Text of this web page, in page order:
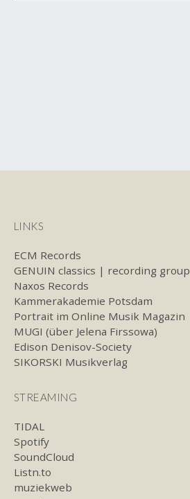
LINKS
ECM Records
GENUIN classics | recording group
Naxos Records
Kammerakademie Potsdam
Portrait im Online Musik Magazin
MUGI (über Jelena Firssowa)
Edison Denisov-Society
SIKORSKI Musikverlag
STREAMING
TIDAL
Spotify
SoundCloud
Listn.to
muziekweb